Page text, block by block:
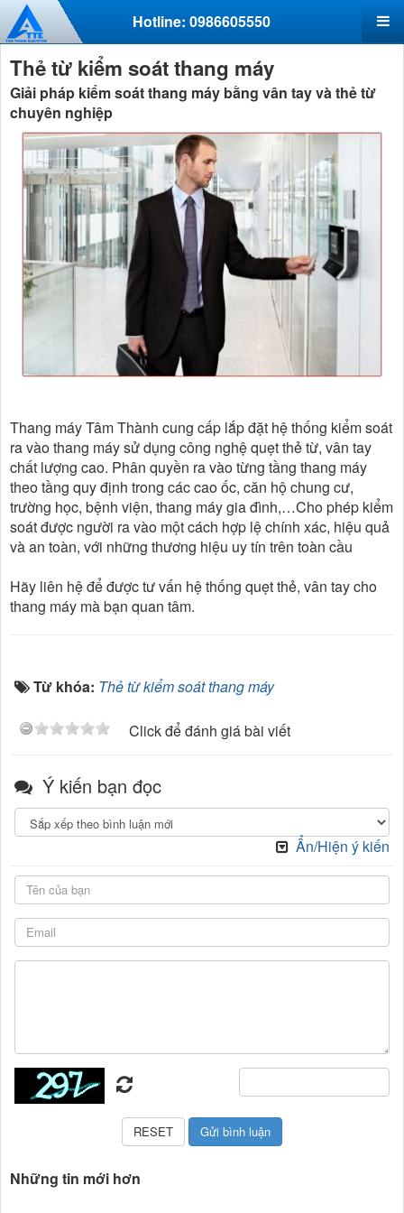
Hotline: 0986605550
Thẻ từ kiểm soát thang máy
Giải pháp kiểm soát thang máy bằng vân tay và thẻ từ
chuyên nghiệp
Thang máy Tâm Thành cung cấp lắp đặt hệ thống kiểm soát
ra vào thang máy sử dụng công nghệ quẹt thẻ từ, vân tay
chất lượng cao. Phân quyền ra vào từng tầng thang máy
theo tầng quy định trong các cao ốc, căn hộ chung cư,
trường học, bệnh viện, thang máy gia đình,…Cho phép kiểm
soát được người ra vào một cách hợp lệ chính xác, hiệu quả
và an toàn, với những thương hiệu uy tín trên toàn cầu
Hãy liên hệ để được tư vấn hệ thống quẹt thẻ, vân tay cho
thang máy mà bạn quan tâm.
Từ khóa: Thẻ từ kiểm soát thang máy
Click để đánh giá bài viết
Ý kiến bạn đọc
Ẩn/Hiện ý kiến
Những tin mới hơn